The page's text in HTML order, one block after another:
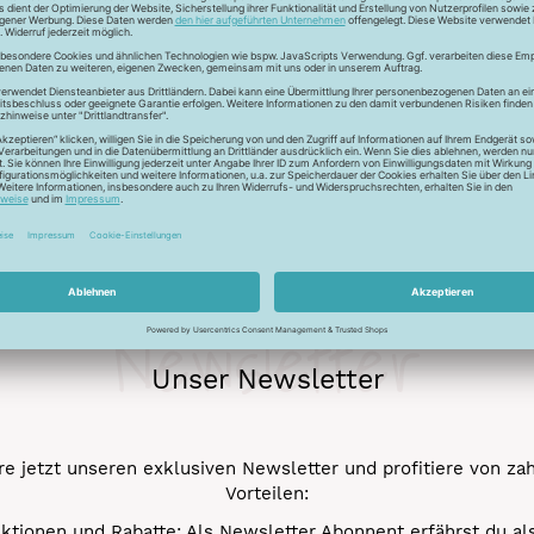
Lichtreflektion und glänzen deshalb besonders. Durch
und Vernähbarkeit. Darüber hinaus bleibt der tolle
Unser Newsletter
Newsletter
jetzt unseren exklusiven Newsletter und profitiere von
Vorteilen: